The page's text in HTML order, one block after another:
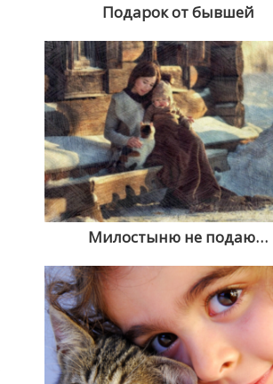
Подарок от бывшей
Милостыню не подаю…